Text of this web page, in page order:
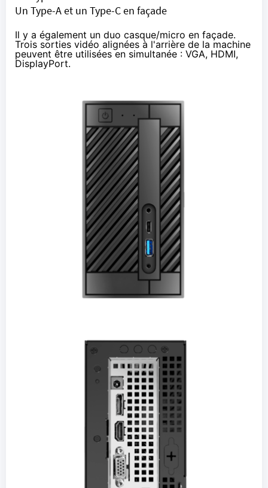
Un Type-A et un Type-C en façade
Il y a également un duo casque/micro en façade.
Trois sorties vidéo alignées à l'arrière de la machine
peuvent être utilisées en simultanée : VGA, HDMI,
DisplayPort.